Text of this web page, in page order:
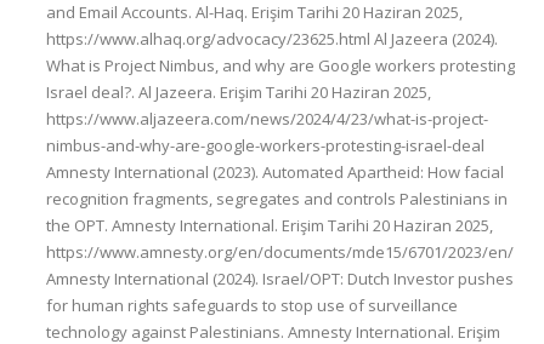
and Email Accounts. Al-Haq. Erişim Tarihi 20 Haziran 2025,
https://www.alhaq.org/advocacy/23625.html Al Jazeera (2024).
What is Project Nimbus, and why are Google workers protesting
Israel deal?. Al Jazeera. Erişim Tarihi 20 Haziran 2025,
https://www.aljazeera.com/news/2024/4/23/what-is-project-
nimbus-and-why-are-google-workers-protesting-israel-deal
Amnesty International (2023). Automated Apartheid: How facial
recognition fragments, segregates and controls Palestinians in
the OPT. Amnesty International. Erişim Tarihi 20 Haziran 2025,
https://www.amnesty.org/en/documents/mde15/6701/2023/en/
Amnesty International (2024). Israel/OPT: Dutch Investor pushes
for human rights safeguards to stop use of surveillance
technology against Palestinians. Amnesty International. Erişim